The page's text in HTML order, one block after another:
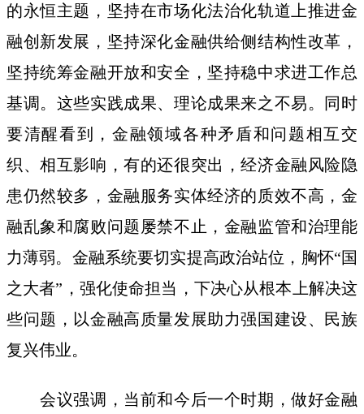
的永恒主题，坚持在市场化法治化轨道上推进金
融创新发展，坚持深化金融供给侧结构性改革，
坚持统筹金融开放和安全，坚持稳中求进工作总
基调。这些实践成果、理论成果来之不易。同时
要清醒看到，金融领域各种矛盾和问题相互交
织、相互影响，有的还很突出，经济金融风险隐
患仍然较多，金融服务实体经济的质效不高，金
融乱象和腐败问题屡禁不止，金融监管和治理能
力薄弱。金融系统要切实提高政治站位，胸怀“国
之大者”，强化使命担当，下决心从根本上解决这
些问题，以金融高质量发展助力强国建设、民族
复兴伟业。
会议强调，当前和今后一个时期，做好金融